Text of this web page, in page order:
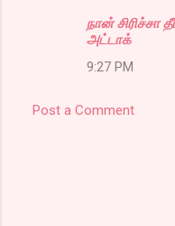
நான் சிரிச்சா
அட்டாக்
9:27 PM
Post a Comment